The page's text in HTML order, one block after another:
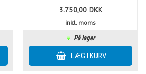
3.750,00 DKK
inkl. moms
På lager